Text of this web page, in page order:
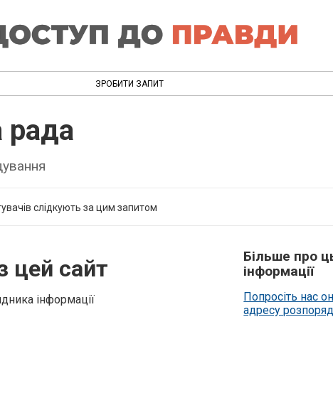
ЗРОБИТИ ЗАПИТ
рада
слідкують за цим запитом
цей сайт
інформації
Більше про
інформації
Попросіть нас
адресу